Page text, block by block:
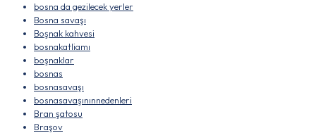
bosna da gezilecek yerler
Bosna savaşı
Boşnak kahvesi
bosnakatliamı
boşnaklar
bosnas
bosnasavaşı
bosnasavaşınınnedenleri
Bran şatosu
Braşov